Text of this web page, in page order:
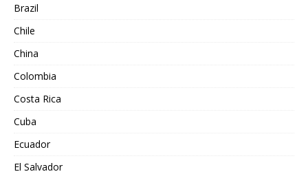
Brazil
Chile
China
Colombia
Costa Rica
Cuba
Ecuador
El Salvador